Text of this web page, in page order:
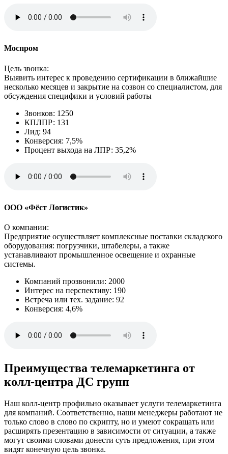
Моспром
Цель звонка:
Выявить интерес к проведению сертификации в ближайшие
несколько месяцев и закрытие на созвон со специалистом, для
обсуждения специфики и условий работы
Звонков: 1250
КПЛПР: 131
Лид: 94
Конверсия: 7,5%
Процент выхода на ЛПР: 35,2%
ООО «Фёст Логистик»
О компании:
Предприятие осуществляет комплексные поставки складского
оборудования: погрузчики, штабелеры, а также
устанавливают промышленное освещение и охранные
системы.
Компаний прозвонили: 2000
Интерес на перспективу: 190
Встреча или тех. задание: 92
Конверсия: 4,6%
Преимущества телемаркетинга от
колл-центра ДС групп
Наш колл-центр профильно оказывает услуги телемаркетинга
для компаний. Соответственно, наши менеджеры работают не
только слово в слово по скрипту, но и умеют сокращать или
расширять презентацию в зависимости от ситуации, а также
могут своими словами донести суть предложения, при этом
видят конечную цель звонка.